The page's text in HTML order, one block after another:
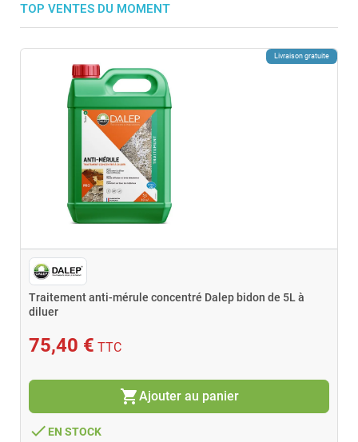
TOP VENTES DU MOMENT
Livraison gratuite
Traitement anti-mérule concentré Dalep bidon de 5L à
diluer
75,40 € TTC
shopping_cartAjouter au panier
done EN STOCK